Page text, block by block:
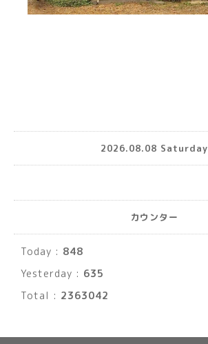
2026.08.08 Saturday
カウンター
Today : 848
Yesterday : 635
Total : 2363042